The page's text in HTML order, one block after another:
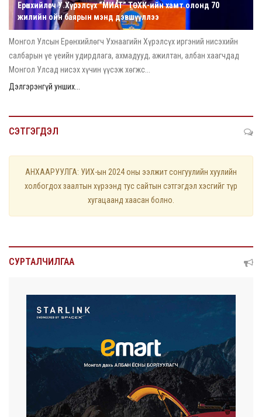
Ерөнхийлөгч У.Хүрэлсүх “МИАТ” ТӨХК-ийн хамт олонд 70
жилийн ойн баярын мэнд дэвшүүллээ
Монгол Улсын Ерөнхийлөгч Ухнаагийн Хүрэлсүх иргэний нисэхийн
салбарын үе үеийн удирдлага, ахмадууд, ажилтан, албан хаагчдад
Монгол Улсад нисэх хүчин үүсэж хөгжс...
Дэлгэрэнгүй унших...
СЭТГЭГДЭЛ
АНХААРУУЛГА: УИХ-ын 2024 оны ээлжит сонгуулийн хуулийн
холбогдох заалтын хүрээнд тус сайтын сэтгэгдэл хэсгийг түр
хугацаанд хаасан болно.
СУРТАЛЧИЛГАА